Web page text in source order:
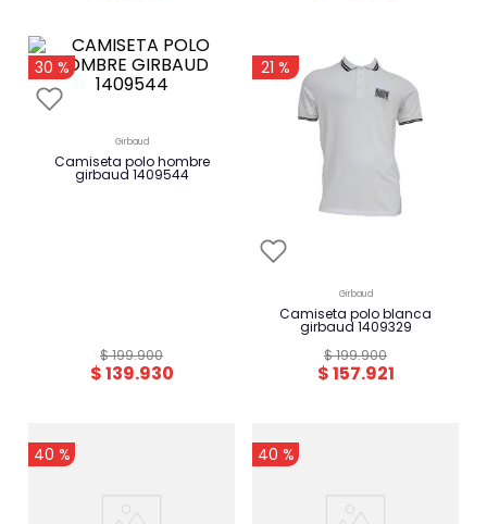
-
30 %
girbaud
camiseta polo hombre
girbaud 1409544
$199.900
$139.930
21 %
girbaud
camiseta polo blanca
girbaud 1409329
$199.900
$157.921
40 % 40 %